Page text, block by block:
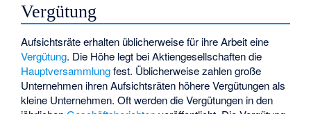
Vergütung
Aufsichtsräte erhalten üblicherweise für ihre Arbeit eine
Vergütung. Die Höhe legt bei Aktiengesellschaften die
Hauptversammlungfest. Üblicherweise zahlen große
Unternehmen ihren Aufsichtsräten höhere Vergütungen als
kleine Unternehmen. Oft werden die Vergütungen in den